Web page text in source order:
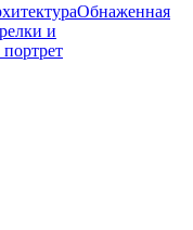
Обнаженная
и